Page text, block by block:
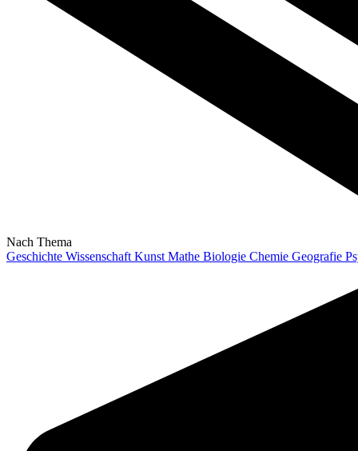
Nach Thema
Geschichte Wissenschaft Kunst Mathe Biologie Chemie Geografie